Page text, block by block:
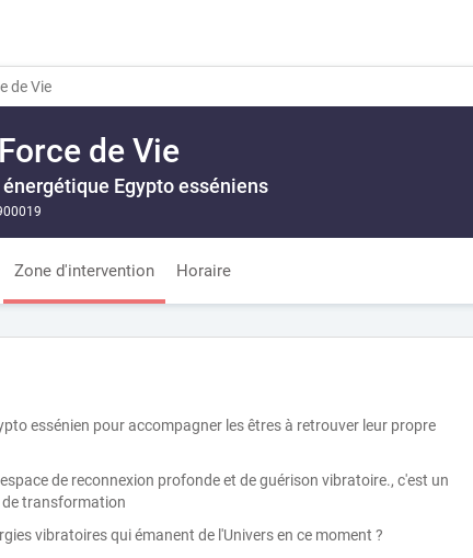
de Vie
de Vie
Egypto esséniens
Zone d'intervention Horaire
essénien pour accompagner les êtres à retrouver leur propre
de reconnexion profonde et de guérison vibratoire., c'est un
de transformation
vibratoires qui émanent de l'Univers en ce moment ?